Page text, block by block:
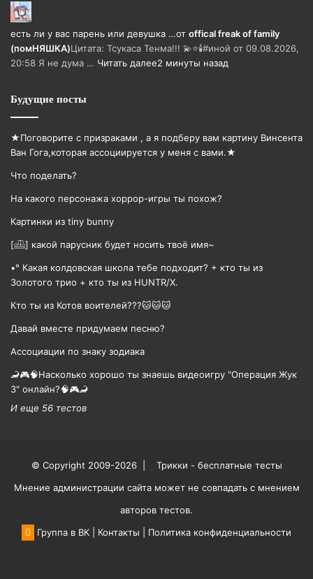
есть ли у вас парень или девушка …от offical freak of family
(помНЯШКА)Цитата: Тсукаса Тенма!!! 💫⭐🕯️#иной от 09.08.2026,
20:58 Я не дума … Читать далее2 минуты назад
Будущие посты
★Поговорите с призраками , а я подберу вам картину Винсента
Ван Гога,которая ассоциируется у меня с вами.★
Что поделать?
На какого персонажа хоррор-игры ты похож?
Картинки из tiny bunny
[𓊝] какой парусник будет носить твоë имя~
•° Какая колдовская школа тебе подходит? + кто ты из
Золотого трио + кто ты из HUNTR/X.
Кто ты из Котов воителей???🐱🐱🐱
Давай вместе придумаем песню?
Ассоциации по знаку зодиака
🦂🎮🧠Насколько хорошо ты знаешь видеоигру "Операция Жук
3" онлайн?🧠🎮🦂
И еще 56 тестов
© Copyright 2009-2026 |
Трикки - бесплатные тесты
Мнение администрации сайта может не совпадать с мнением
авторов тестов.
Группа в ВК
Контакты Политика конфиденциальности